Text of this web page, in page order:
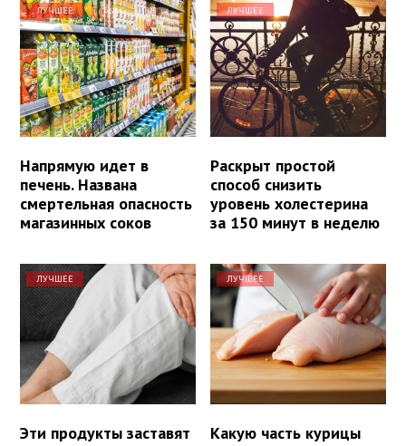
ЛУЧШЕЕ
Напрямую идет в
печень. Названа
смертельная опасность
магазинных соков
ЛУЧШЕЕ
Раскрыт простой
способ снизить
уровень холестерина
за 150 минут в неделю
ЛУЧШЕЕ
Эти продукты заставят
ЛУЧШЕЕ
Какую часть курицы